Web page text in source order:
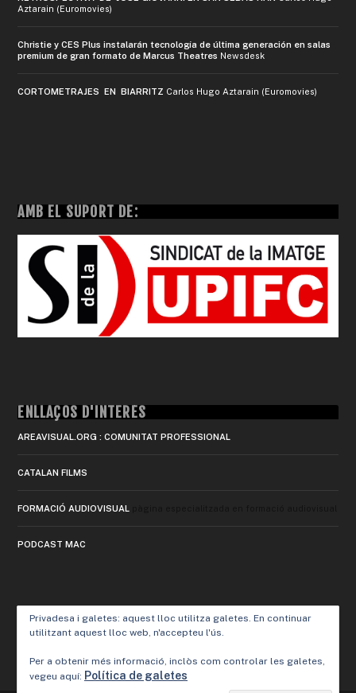
Aztarain (Euromovies)
Christie y CES Plus instalarán tecnología de última generación en salas
premium de gran formato de Marcus Theatres Newsdesk
CORTOMETRAJES EN BIARRITZ Carlos Hugo Aztarain (Euromovies)
AMB EL SUPORT DE:
ENLLAÇOS D'INTERÈS
AREAVISUAL.ORG : COMUNITAT PROFESSIONAL
CATALAN FILMS
FORMACIÓ AUDIOVISUAL
PODCAST MAC
Privadesa i galetes: aquest lloc utilitza galetes. En continuar
utilitzant aquest lloc web, n'accepteu l'ús.
Per a obtenir més informació, inclòs com controlar les galetes,
vegeu aquí: Política de galetes